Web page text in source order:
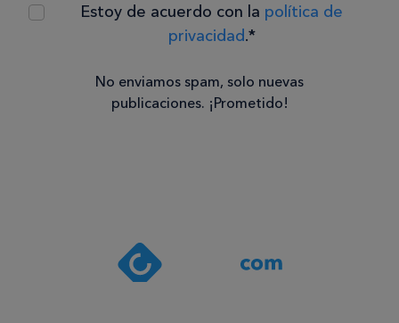
Estoy de acuerdo con la política de
privacidad.*
Consentimiento
política de
privacidad.*
No enviamos spam, solo nuevas
publicaciones. ¡Prometido!